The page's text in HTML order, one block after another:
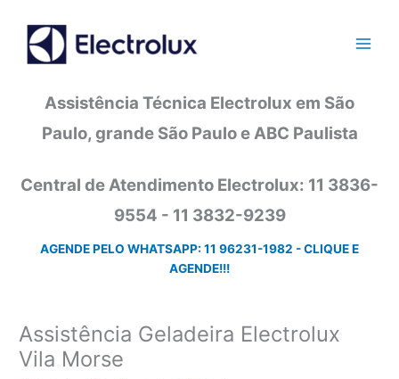
conteúdo
Assistência Técnica Electrolux em São
Paulo, grande São Paulo e ABC Paulista
Central de Atendimento Electrolux: 11 3836-
9554 - 11 3832-9239
AGENDE PELO WHATSAPP: 11 96231-1982 - CLIQUE E
AGENDE!!!
Assistência Geladeira Electrolux
Vila Morse